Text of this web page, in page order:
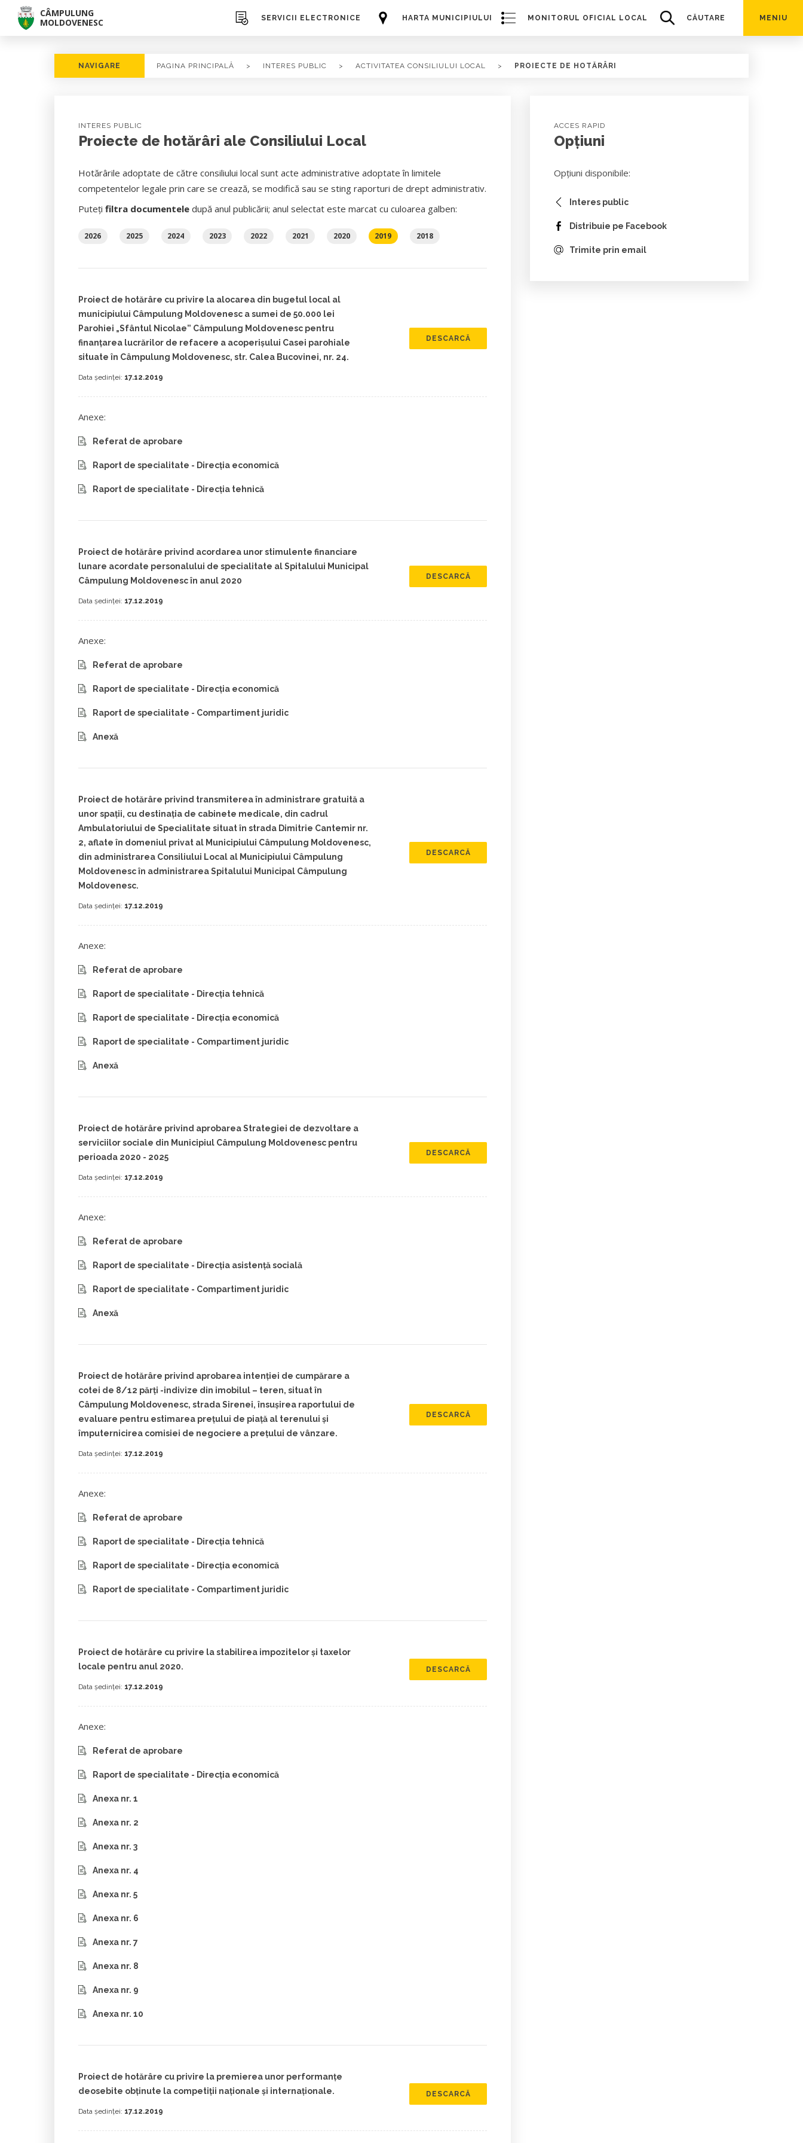
CÂMPULUNG
MOLDOVENESC
HARTA MUNICIPIULUI
SERVICII ELECTRONICE MONITORUL OFICIAL LOCAL CĂUTARE MENIU
NAVIGARE PAGINA PRINCIPALĂ > INTERES PUBLIC > ACTIVITATEA CONSILIULUI LOCAL > PROIECTE DE HOTĂRÂRI
INTERES PUBLIC
Proiecte de hotărâri ale Consiliului Local
Hotărârile adoptate de către consiliului local sunt acte administrative adoptate în limitele
competentelor legale prin care se crează, se modifică sau se sting raporturi de drept administrativ.
Puteți filtra documenteledupă anul publicării; anul selectat este marcat cu culoarea galben:
2026 2025 2024 2023 2022 2021 2020 2019 2018
Proiect de hotărâre cu privire la alocarea din bugetul local al
municipiului Câmpulung Moldovenesc a sumei de 50.000 lei
Parohiei „Sfântul Nicolae” Câmpulung Moldovenesc pentru
finanţarea lucrărilor de refacere a acoperișului Casei parohiale
situate în Câmpulung Moldovenesc, str. Calea Bucovinei, nr. 24.
Data ședinței: 17.12.2019
DESCARCĂ
Anexe:
Referat de aprobare
Raport de specialitate - Direcția economică
Raport de specialitate - Direcția tehnică
Proiect de hotărâre privind acordarea unor stimulente financiare
lunare acordate personalului de specialitate al Spitalului Municipal
Câmpulung Moldovenesc în anul 2020
Data ședinței: 17.12.2019
DESCARCĂ
Anexe:
Referat de aprobare
Raport de specialitate - Direcția economică
Raport de specialitate - Compartiment juridic
Anexă
Proiect de hotărâre privind transmiterea în administrare gratuită a
unor spații, cu destinația de cabinete medicale, din cadrul
Ambulatoriului de Specialitate situat în strada Dimitrie Cantemir nr.
2, aflate în domeniul privat al Municipiului Câmpulung Moldovenesc,
din administrarea Consiliului Local al Municipiului Câmpulung
Moldovenesc în administrarea Spitalului Municipal Câmpulung
Moldovenesc.
Data ședinței: 17.12.2019
DESCARCĂ
Anexe:
Referat de aprobare
Raport de specialitate - Direcția tehnică
Raport de specialitate - Direcția economică
Raport de specialitate - Compartiment juridic
Anexă
Proiect de hotărâre privind aprobarea Strategiei de dezvoltare a
serviciilor sociale din Municipiul Câmpulung Moldovenesc pentru
perioada 2020 - 2025
Data ședinței: 17.12.2019
DESCARCĂ
Anexe:
Referat de aprobare
Raport de specialitate - Direcția asistență socială
Raport de specialitate - Compartiment juridic
Anexă
Proiect de hotărâre privind aprobarea intenţiei de cumpărare a
cotei de 8/12 părți -indivize din imobilul – teren, situat în
Câmpulung Moldovenesc, strada Sirenei, însuşirea raportului de
evaluare pentru estimarea preţului de piaţă al terenului şi
împuternicirea comisiei de negociere a preţului de vânzare.
Data ședinței: 17.12.2019
DESCARCĂ
Anexe:
Referat de aprobare
Raport de specialitate - Direcția tehnică
Raport de specialitate - Direcția economică
Raport de specialitate - Compartiment juridic
Proiect de hotărâre cu privire la stabilirea impozitelor şi taxelor
locale pentru anul 2020.
Data ședinței: 17.12.2019
DESCARCĂ
Anexe:
Referat de aprobare
Raport de specialitate - Direcția economică
Anexa nr. 1
Anexa nr. 2
Anexa nr. 3
Anexa nr. 4
Anexa nr. 5
Anexa nr. 6
Anexa nr. 7
Anexa nr. 8
Anexa nr. 9
Anexa nr. 10
Proiect de hotărâre cu privire la premierea unor performanțe
deosebite obținute la competiții naționale și internaționale.
Data ședinței: 17.12.2019
DESCARCĂ
ACCES RAPID
Opțiuni
Opțiuni disponibile:
Interes public
Distribuie pe Facebook
Trimite prin email